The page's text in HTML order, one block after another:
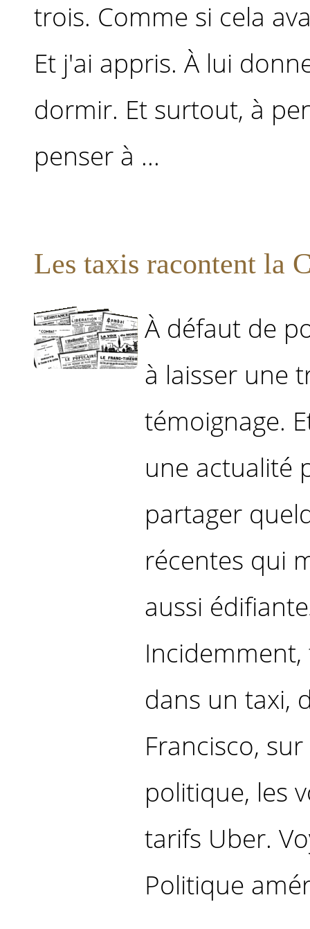
trois. Comme si cela
Et j'ai appris. À lui
dormir. Et surtout, à
penser à ...
Les taxis racontent la
À défaut de
à laisser une
témoignage.
une actualité
partager
récentes qui
aussi
dans un taxi,
Francisco,
politique, les
tarifs Uber.
Politique